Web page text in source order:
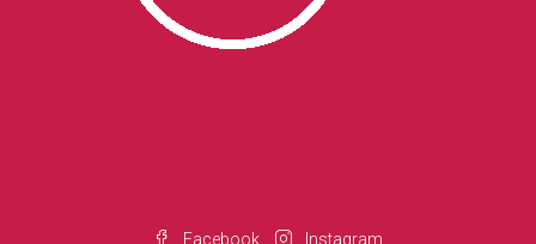
Facebook Instagram